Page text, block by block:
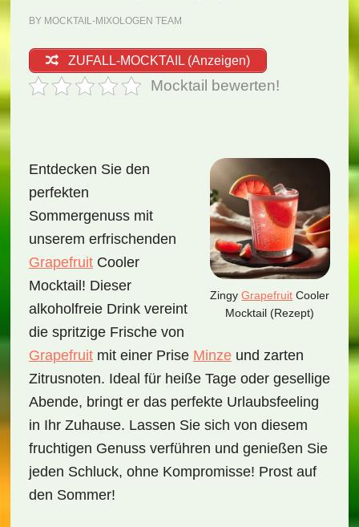
BY MOCKTAIL-MIXOLOGEN TEAM
ZUFALL-MOCKTAIL (Anzeigen)
Mocktail bewerten!
ZingyGrapefruit Cooler
Mocktail (Rezept)
Entdecken Sie den
perfekten
Sommergenuss mit
unserem erfrischenden
GrapefruitCooler
Mocktail! Dieser
alkoholfreie Drink vereint
die spritzige Frische von
Grapefruitmit einer Prise Minzeund zarten
Zitrusnoten. Ideal für heiße Tage oder gesellige
Abende, bringt er das perfekte Urlaubsfeeling
in Ihr Zuhause. Lassen Sie sich von diesem
fruchtigen Genuss verführen und genießen Sie
jeden Schluck, ohne Kompromisse! Prost auf
den Sommer!